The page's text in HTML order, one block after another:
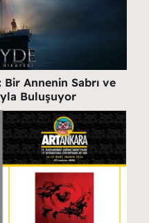
Annenin Sabrı ve
Buluşuyor